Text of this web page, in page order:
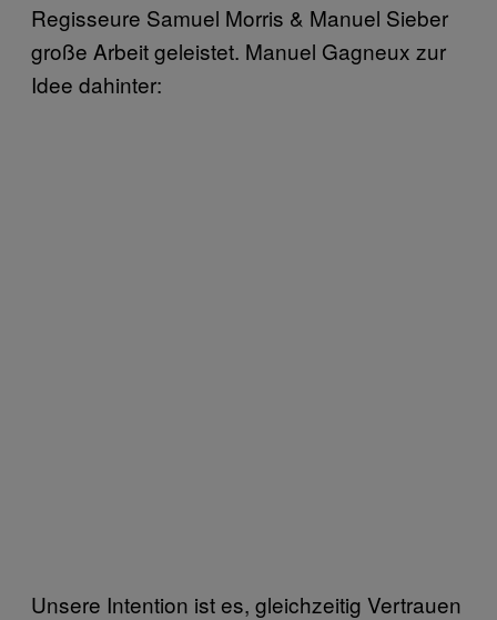
Regisseure Samuel Morris & Manuel Sieber
große Arbeit geleistet. Manuel Gagneux zur
Idee dahinter:
Unsere Intention ist es, gleichzeitig Vertrauen